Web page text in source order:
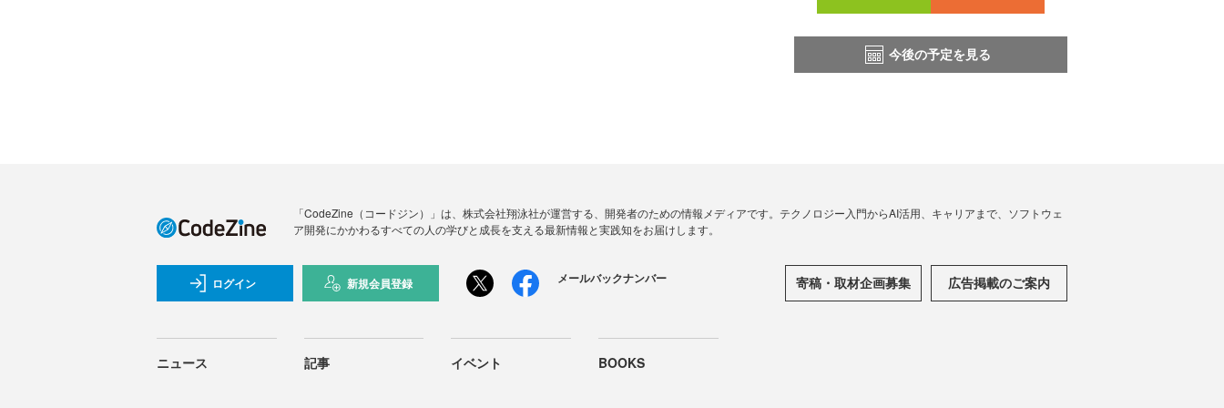
今後の予定を見る
「CodeZine（コードジン）」は、株式会社翔泳社が運営する、開発者のための情報メディアです。テクノロジー入門からAI活用、キャリアまで、ソフトウェ
ア開発にかかわるすべての人の学びと成長を支える最新情報と実践知をお届けします。
ログイン 新規会員登録 メールバックナンバー 寄稿・取材企画募集 広告掲載のご案内
ニュース 記事 イベント BOOKS